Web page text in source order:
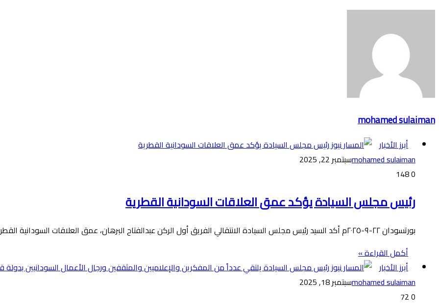
mohamed sulaiman
أبرز الأخبار
mohamed sulaimanسبتمبر 22, 2025
0
رئيس مجلس السيادة يؤكد عمق العلاقات السودانية القطرية
بورتسودان ٢٢-٩-٢٠٢٥م أكد السيد رئيس مجلس السيادة الانتقالي الفريق أول الركن عبدالفتاح البرهان، عمق العلاقات السودانية القطرية مشيراً إلى الروابط…
أكمل القراءة »
أبرز الأخبار
mohamed sulaimanسبتمبر 18, 2025
0